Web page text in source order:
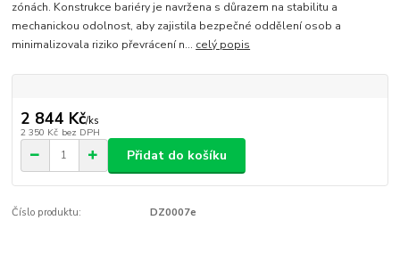
zónách. Konstrukce bariéry je navržena s důrazem na stabilitu a
mechanickou odolnost, aby zajistila bezpečné oddělení osob a
minimalizovala riziko převrácení n... celý popis
2 844 Kč/ks
2 350 Kč bez DPH
Přidat do košíku
Číslo produktu: DZ0007e